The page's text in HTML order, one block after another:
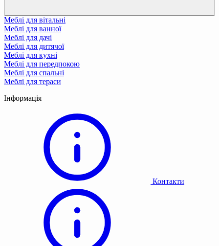
Меблі для вітальні
Меблі для ванної
Меблі для дачі
Меблі для дитячої
Меблі для кухні
Меблі для передпокою
Меблі для спальні
Меблі для тераси
Інформація
Контакти